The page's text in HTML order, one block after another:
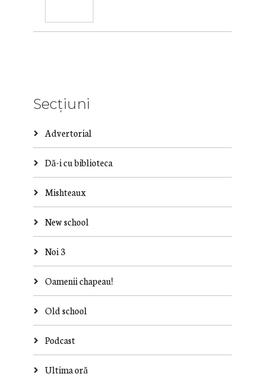
Secțiuni
Advertorial
Dă-i cu biblioteca
Mishteaux
New school
Noi 3
Oamenii chapeau!
Old school
Podcast
Ultima oră